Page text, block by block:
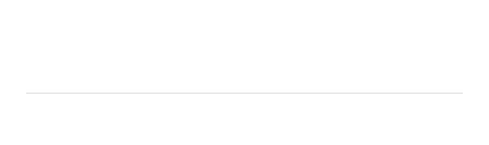
ガネを作成できますか？